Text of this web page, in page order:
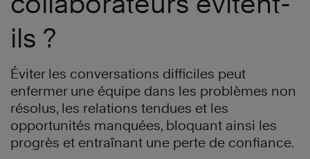
ils ?
Éviter les conversations difficiles peut
enfermer une équipe dans les problèmes non
résolus, les relations tendues et les
opportunités manquées, bloquant ainsi les
progrès et entraînant une perte de confiance.